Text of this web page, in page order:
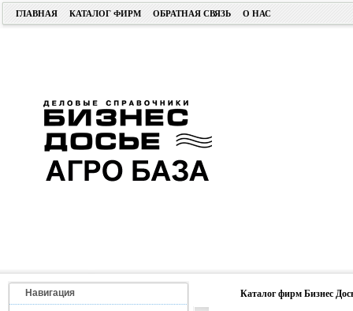
ГЛАВНАЯ КАТАЛОГ ФИРМ ОБРАТНАЯ СВЯЗЬ О НАС
Навигация Каталог фирм Бизнес